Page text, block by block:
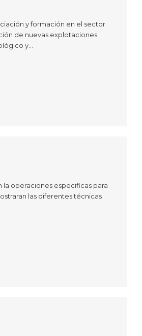
y formación en el sector
de nuevas explotaciones
y…
operaciones especificas para
las diferentes técnicas